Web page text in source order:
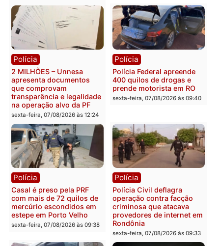
Política
Marcos Rogério apresenta
Plano de Governo com
228 projetos, metas
públicas e
acompanhamento de
resultados
sexta-feira, 07/08/2026 às 18:49
Política
Eleições 2026: Pastor
Evanildo pode ser o
primeiro pastor de
Rondônia na Câmara
Federal
sexta-feira, 07/08/2026 às
Polícia
2 MILHÕES – Unnesa
apresenta documentos
que comprovam
transparência e legalidade
na operação alvo da PF
sexta-feira, 07/08/2026 às 12:24
Polícia
Polícia Federal apreende
400 quilos de drogas e
prende motorista em RO
sexta-feira, 07/08/2026 às